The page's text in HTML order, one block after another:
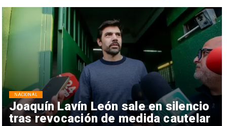
Joaquín Lavín León sale en silencio
tras revocación de medida cautelar
NACIONAL